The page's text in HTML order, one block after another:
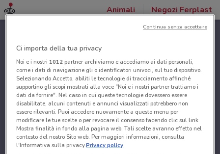
Animali Negozi Ferplast
Ci importa della tua privacy
Noi e i nostri 1012partner archiviamo e accediamo ai dati personali,
come i dati di navigazione gli o identificatori univoci, sul tuo dispositivo.
Selezionando Accetto, abiliti le tecnologie di tracciamento affinché
supportino gli scopi mostrati alla voce "Noi e i nostri partner trattiamo i
dati da fornire". Nel caso in cui queste tecnologie dovessero essere
disabilitate, alcuni contenuti e annunci visualizzati potrebbero non
essere rilevanti. Puoi accedere nuovamente a questo menu per
modificare le tue scelte o per revocare il consenso facendo clic sul link
Mostra finalità in fondo alla pagina web. Tali scelte avranno effetto nel
contesto del nostro Sito web. Per maggiori informazioni, consulta
l'Informativa sulla privacy.Privacy policy
Continua senza accettare